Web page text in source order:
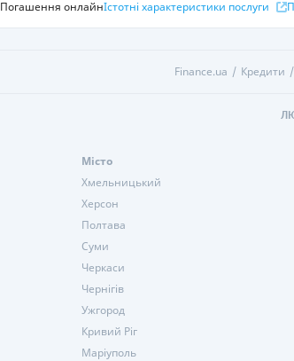
Погашення онлайнІстотні характеристики послуги
Finance.ua Кредити
Місто
Хмельницький
Херсон
Полтава
Суми
Черкаси
Чернігів
Ужгород
Кривий Ріг
Маріуполь